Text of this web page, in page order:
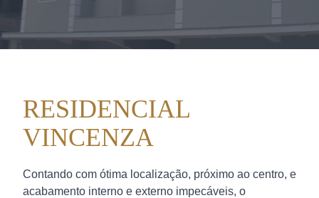
RESIDENCIAL
VINCENZA
Contando com ótima localização, próximo ao centro, e
acabamento interno e externo impecáveis, o